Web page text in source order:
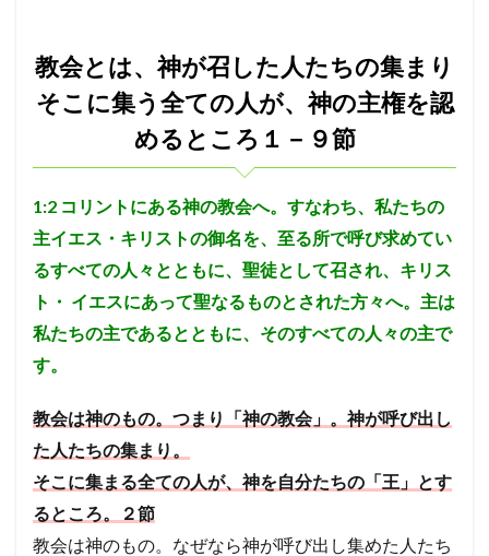
と
は、
神が
召し
そこ
に集
ての
神の
を認
とこ
ろ１
－９
教会
の一
教会とは、神が召した人たちの集まり
そこに集う全ての人が、神の主権を認
めるところ１－９節
1:2 コリントにある神の教会へ。すなわち、私たちの
主イエス・キリストの御名を、至る所で呼び求めてい
るすべての人々とともに、聖徒として召され、キリス
ト・ イエスにあって聖なるものとされた方々へ。主は
私たちの主であるとともに、そのすべての人々の主で
す。
教会は神のもの。つまり「神の教会」。神が呼び出し
た人たちの集まり。
そこに集まる全ての人が、神を自分たちの「王」とす
るところ。２節
教会は神のもの。なぜなら神が呼び出し集めた人たち
ミカ
サタン ホサナ 自己の死
教会
エリシャ
アマツヤ
高ぶり 長子の権利
ゴリアテ
誘惑 偽善 とりなし
エホアヤズ
アブラハム ヨシヤ
ヨナタン
ベンジャミン族
弟子
祭司、パリサイ人、律法学者たち
予定
武器
コリント
悪霊 天使 オバデヤ
モアブ
ザカリヤ
偶像崇拝
イエス
使徒
エペソ 体 確信
失望
シュネムの女
処女マリヤ
報い 病気のいやし
再臨
異邦人
ステパノ
アハブ
ナアマン アザルヤ
人間の創造